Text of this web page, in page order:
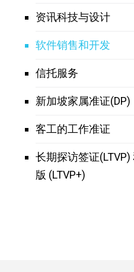
资讯科技与设计
软件销售和开发
信托服务
新加坡家属准证(DP)
客工的工作准证
长期探访签证
版 (LTVP+)